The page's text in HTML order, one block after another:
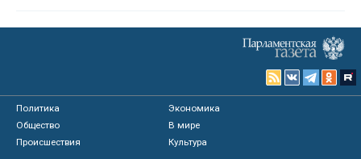
Политика
Экономика
Общество
В мире
Происшествия
Культура